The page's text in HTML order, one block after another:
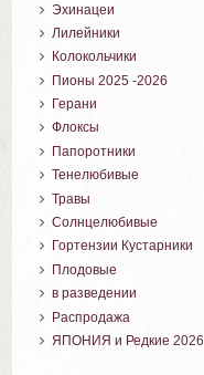
Эхинацеи
Лилейники
Колокольчики
Пионы 2025 -2026
Герани
Флоксы
Папоротники
Тенелюбивые
Травы
Солнцелюбивые
Гортензии Кустарники
Плодовые
в разведении
Распродажа
ЯПОНИЯ и Редкие 2026